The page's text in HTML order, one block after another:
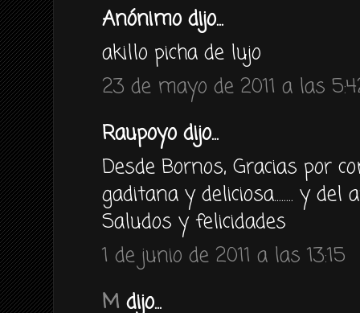
Anónimo dijo...
akillo picha de lujo
23 de mayo de 2011 a las
Raupoyo dijo...
Desde Bornos, Gracias por
gaditana y deliciosa........ y
Saludos y felicidades
1 de junio de 2011 a las 13:15
M dijo...